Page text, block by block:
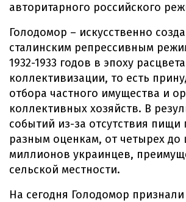
авторитарного российского
Голодомор – искусственно
сталинским репрессивным
1932-1933 годов в эпоху расцвета
коллективизации, то есть
отбора частного имущества и
коллективных хозяйств. В
событий из-за отсутствия пищи
разным оценкам, от четырех до
миллионов украинцев,
сельской местности.
На сегодня Голодомор